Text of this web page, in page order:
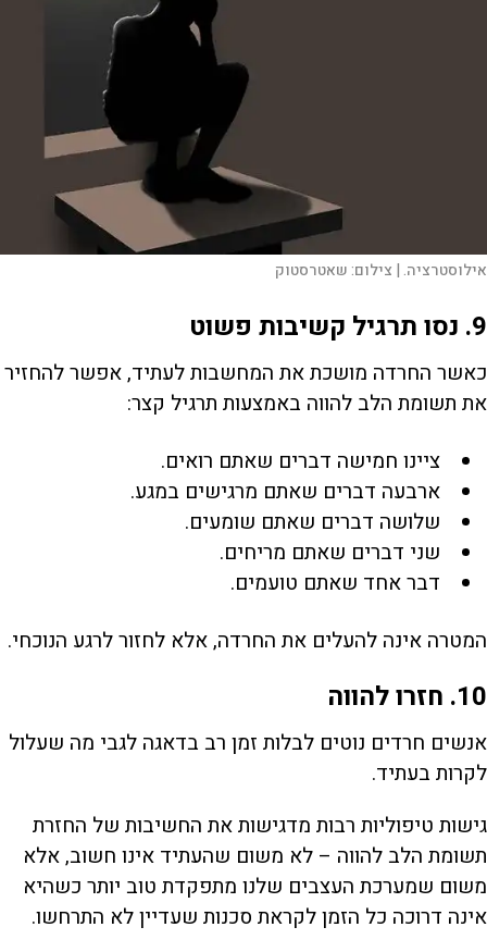
אילוסטרציה. | צילום:שאטרסטוק
9. נסו תרגיל קשיבות פשוט
כאשר החרדה מושכת את המחשבות לעתיד, אפשר להחזיר
את תשומת הלב להווה באמצעות תרגיל קצר:
ציינו חמישה דברים שאתם רואים.
ארבעה דברים שאתם מרגישים במגע.
שלושה דברים שאתם שומעים.
שני דברים שאתם מריחים.
דבר אחד שאתם טועמים.
המטרה אינה להעלים את החרדה, אלא לחזור לרגע הנוכחי.
10. חזרו להווה
אנשים חרדים נוטים לבלות זמן רב בדאגה לגבי מה שעלול
לקרות בעתיד.
גישות טיפוליות רבות מדגישות את החשיבות של החזרת
תשומת הלב להווה – לא משום שהעתיד אינו חשוב, אלא
משום שמערכת העצבים שלנו מתפקדת טוב יותר כשהיא
אינה דרוכה כל הזמן לקראת סכנות שעדיין לא התרחשו.